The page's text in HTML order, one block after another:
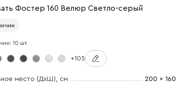
Фостер 160 Велюр Светло-серый
10 шт.
+105
место (ДхШ), см 200 x 160